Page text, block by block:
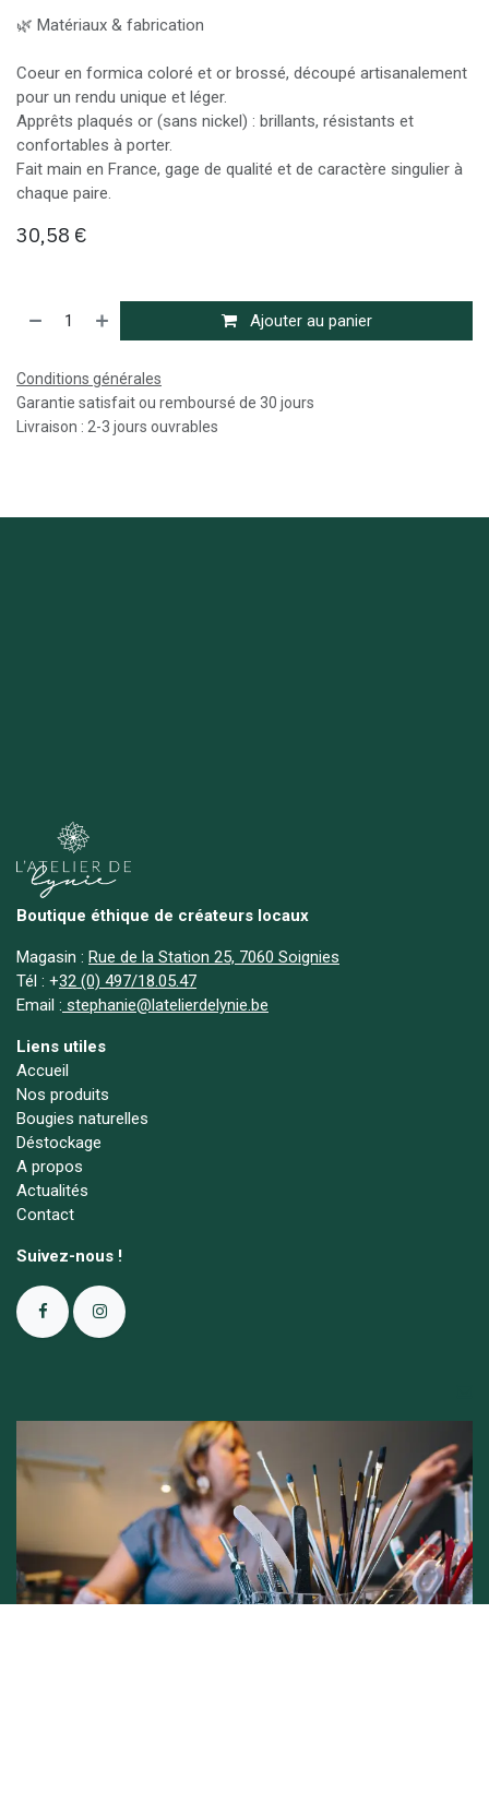
🌿 Matériaux & fabrication
Coeur en formica coloré et or brossé, découpé artisanalement
pour un rendu unique et léger.
Apprêts plaqués or (sans nickel) : brillants, résistants et
confortables à porter.
Fait main en France, gage de qualité et de caractère singulier à
chaque paire.
30,58 €
Ajouter au panier
Conditions générales
Garantie satisfait ou remboursé de 30 jours
Livraison : 2-3 jours ouvrables
Boutique éthique de créateurs locaux
Magasin : Rue de la Station 25, 7060 Soignies
Tél : +32 (0) 497/18.05.47
Email : stephanie@latelierdelynie.be
Liens utiles
Accueil
Nos produits
Bougies naturelles
Déstockage
A propos
Actualités
Contact
Suivez-nous !